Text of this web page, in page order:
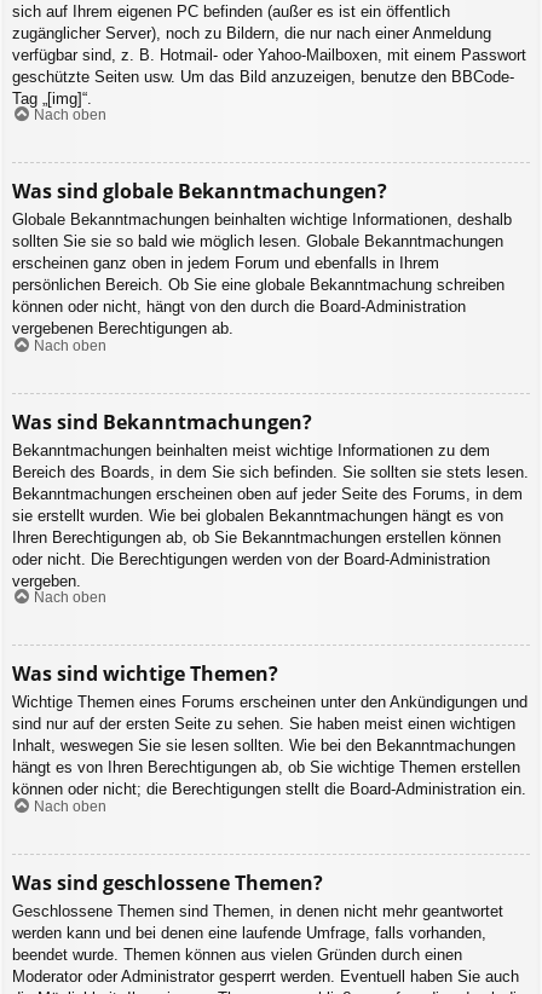
sich auf Ihrem eigenen PC befinden (außer es ist ein öffentlich
zugänglicher Server), noch zu Bildern, die nur nach einer Anmeldung
verfügbar sind, z. B. Hotmail- oder Yahoo-Mailboxen, mit einem Passwort
geschützte Seiten usw. Um das Bild anzuzeigen, benutze den BBCode-
Tag „[img]“.
Nach oben
Was sind globale Bekanntmachungen?
Globale Bekanntmachungen beinhalten wichtige Informationen, deshalb
sollten Sie sie so bald wie möglich lesen. Globale Bekanntmachungen
erscheinen ganz oben in jedem Forum und ebenfalls in Ihrem
persönlichen Bereich. Ob Sie eine globale Bekanntmachung schreiben
können oder nicht, hängt von den durch die Board-Administration
vergebenen Berechtigungen ab.
Nach oben
Was sind Bekanntmachungen?
Bekanntmachungen beinhalten meist wichtige Informationen zu dem
Bereich des Boards, in dem Sie sich befinden. Sie sollten sie stets lesen.
Bekanntmachungen erscheinen oben auf jeder Seite des Forums, in dem
sie erstellt wurden. Wie bei globalen Bekanntmachungen hängt es von
Ihren Berechtigungen ab, ob Sie Bekanntmachungen erstellen können
oder nicht. Die Berechtigungen werden von der Board-Administration
vergeben.
Nach oben
Was sind wichtige Themen?
Wichtige Themen eines Forums erscheinen unter den Ankündigungen und
sind nur auf der ersten Seite zu sehen. Sie haben meist einen wichtigen
Inhalt, weswegen Sie sie lesen sollten. Wie bei den Bekanntmachungen
hängt es von Ihren Berechtigungen ab, ob Sie wichtige Themen erstellen
können oder nicht; die Berechtigungen stellt die Board-Administration ein.
Nach oben
Was sind geschlossene Themen?
Geschlossene Themen sind Themen, in denen nicht mehr geantwortet
werden kann und bei denen eine laufende Umfrage, falls vorhanden,
beendet wurde. Themen können aus vielen Gründen durch einen
Moderator oder Administrator gesperrt werden. Eventuell haben Sie auch